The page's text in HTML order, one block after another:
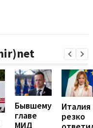
Бывшему
главе
МИД
Италия
резко